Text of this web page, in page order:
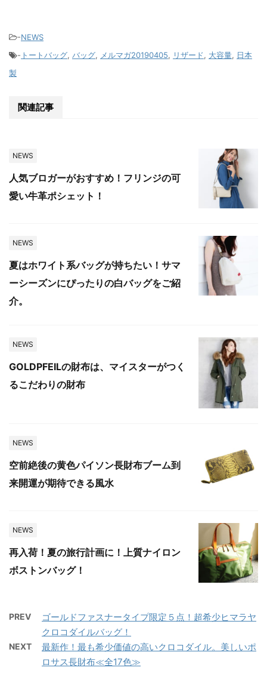
-NEWS
- トートバッグ, バッグ, メルマガ20190405, リザード, 大容量, 日本
製
関連記事
NEWS
人気ブロガーがおすすめ！フリンジの可
愛い牛革ポシェット！
NEWS
夏はホワイト系バッグが持ちたい！サマ
ーシーズンにぴったりの白バッグをご紹
介。
NEWS
GOLDPFEILの財布は、マイスターがつく
るこだわりの財布
NEWS
空前絶後の黄色パイソン長財布ブーム到
来開運が期待できる風水
NEWS
再入荷！夏の旅行計画に！上質ナイロン
ボストンバッグ！
PREV
ゴールドファスナータイプ限定５点！超希少ヒマラヤ
クロコダイルバッグ！
NEXT
最新作！最も希少価値の高いクロコダイル。美しいポ
ロサス長財布≪全17色≫